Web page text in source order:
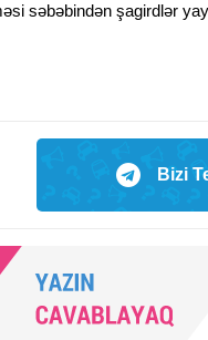
səbəbindən şagirdlər
Bizi